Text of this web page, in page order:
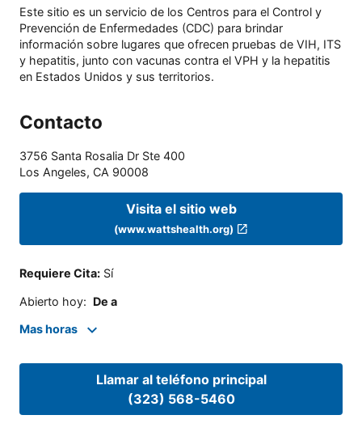
Este sitio es un servicio de los Centros para el Control y
Prevención de Enfermedades (CDC) para brindar
información sobre lugares que ofrecen pruebas de VIH, ITS
y hepatitis, junto con vacunas contra el VPH y la hepatitis
en Estados Unidos y sus territorios.
Contacto
3756 Santa Rosalia Dr Ste 400
Los Angeles, CA 90008
Visita el sitio web
(www.wattshealth.org)
Requiere Cita: Sí
Abierto hoy: De a
Mas horas
Llamar al teléfono principal
(323) 568-5460